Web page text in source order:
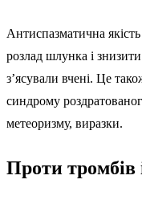
Антиспазматична
розлад шлунка і
з’ясували вчені. Це
синдрому
метеоризму, виразки.
Проти тромбів